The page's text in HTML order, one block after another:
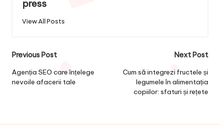
press
View All Posts
Post
navigation
Previous Post
Agenția SEO care înțelege
nevoile afacerii tale
Next Post
Cum să integrezi fructele și
legumele în alimentația
copiilor: sfaturi și rețete